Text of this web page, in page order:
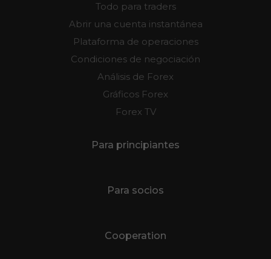
Todo para traders
Abrir una cuenta instantánea
Plataforma de operaciones
Condiciones de negociación
Análisis de Forex
Gráficos Forex
Forex TV
Para principiantes
Para socios
Cooperation